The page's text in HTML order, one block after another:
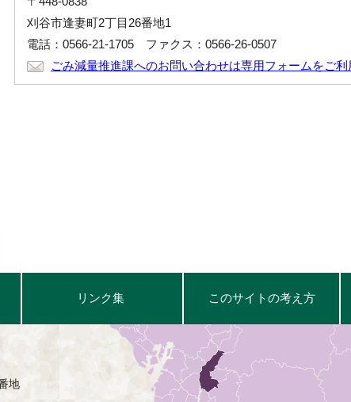
刈谷市逢妻町2丁目26番地1
電話：0566-21-1705 ファクス：0566-26-0507
ごみ減量推進課へのお問い合わせは専用フォームをご利
リンク集 このサイトの考え方
地